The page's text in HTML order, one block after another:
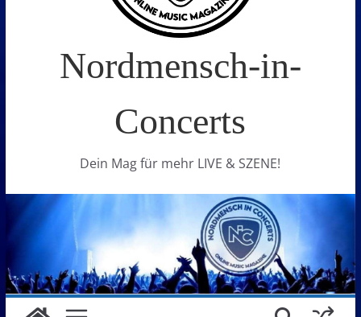
Nordmensch-in-
Concerts
Dein Mag für mehr LIVE & SZENE!